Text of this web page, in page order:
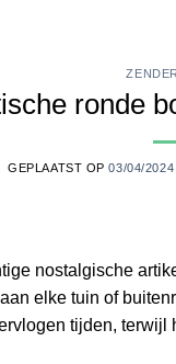
ronde
GEPLAATST OP03/04/2024
nostalgische
elke tuin of
tijden,